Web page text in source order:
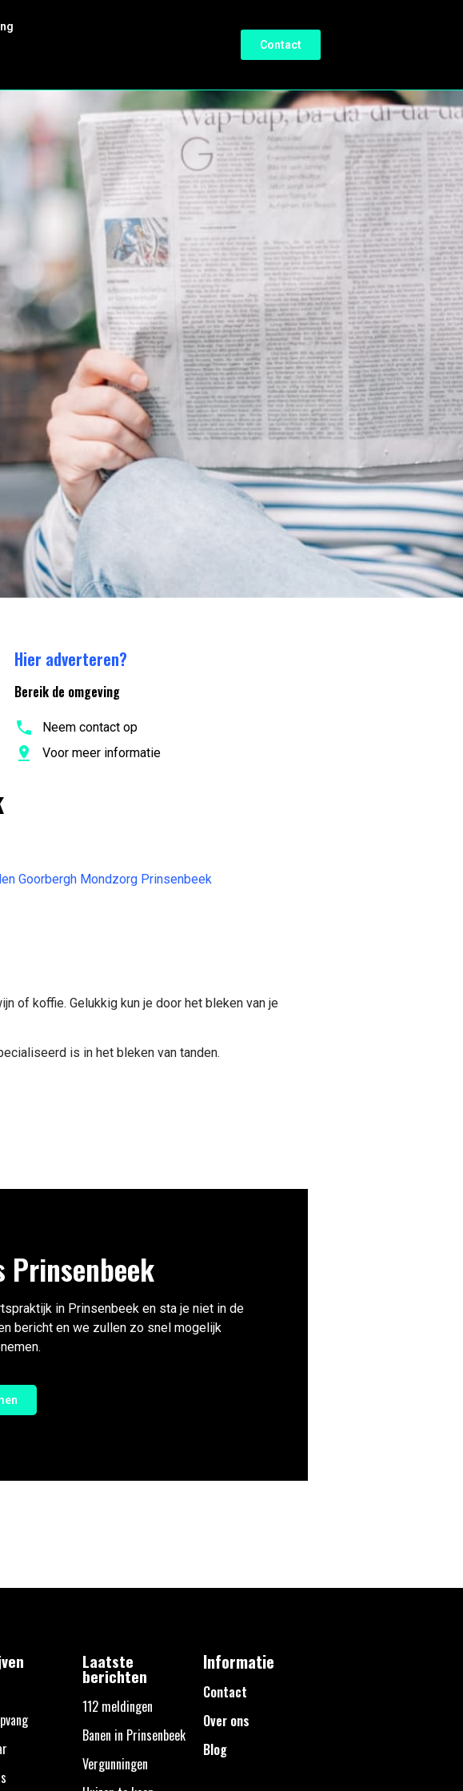
Contact
Hier adverteren?
Bereik de omgeving
Neem contact op
Voor meer informatie
Goorbergh Mondzorg Prinsenbeek
of koffie. Gelukkig kun je door het bleken van je
is in het bleken van tanden.
Prinsenbeek
in Prinsenbeek en sta je niet in de
bericht en we zullen zo snel mogelijk
Laatste
berichten
112 meldingen
Banen in Prinsenbeek
Vergunningen
Informatie
Contact
Over ons
Blog